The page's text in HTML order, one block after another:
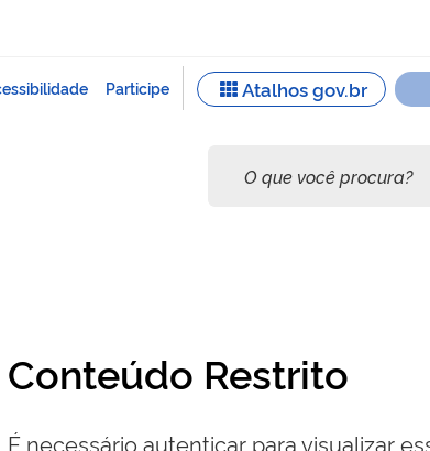
Conteúdo Restrito
É necessário autenticar para visualizar